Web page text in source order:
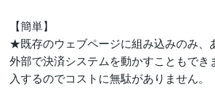
【簡単】
★既存のウェブページに組み込みのみ、
外部で決済システムを動かすこともで
入するのでコストに無駄がありません。